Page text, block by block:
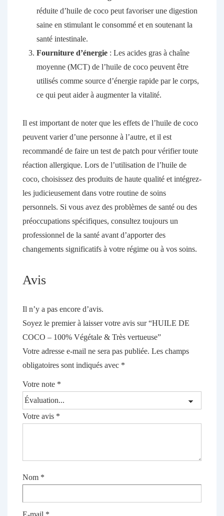
réduite d’huile de coco peut favoriser une digestion
saine en stimulant le consommé et en soutenant la
santé intestinale.
Fourniture d’énergie : Les acides gras à chaîne
moyenne (MCT) de l’huile de coco peuvent être
utilisés comme source d’énergie rapide par le corps,
ce qui peut aider à augmenter la vitalité.
Il est important de noter que les effets de l’huile de coco
peuvent varier d’une personne à l’autre, et il est
recommandé de faire un test de patch pour vérifier toute
réaction allergique. Lors de l’utilisation de l’huile de
coco, choisissez des produits de haute qualité et intégrez-
les judicieusement dans votre routine de soins
personnels. Si vous avez des problèmes de santé ou des
préoccupations spécifiques, consultez toujours un
professionnel de la santé avant d’apporter des
changements significatifs à votre régime ou à vos soins.
Avis
Il n’y a pas encore d’avis.
Soyez le premier à laisser votre avis sur “HUILE DE
COCO – 100% Végétale & Très vertueuse”
Votre adresse e-mail ne sera pas publiée. Les champs
obligatoires sont indiqués avec *
Votre note *
Votre avis *
Nom *